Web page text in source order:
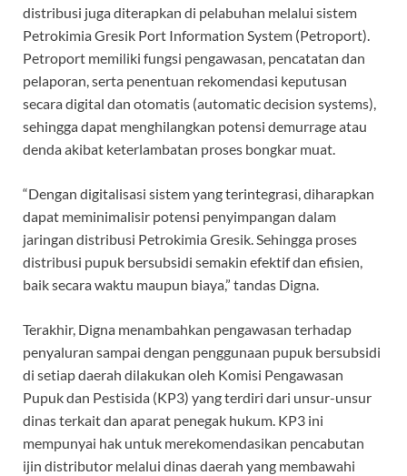
distribusi juga diterapkan di pelabuhan melalui sistem
Petrokimia Gresik Port Information System (Petroport).
Petroport memiliki fungsi pengawasan, pencatatan dan
pelaporan, serta penentuan rekomendasi keputusan
secara digital dan otomatis (automatic decision systems),
sehingga dapat menghilangkan potensi demurrage atau
denda akibat keterlambatan proses bongkar muat.
“Dengan digitalisasi sistem yang terintegrasi, diharapkan
dapat meminimalisir potensi penyimpangan dalam
jaringan distribusi Petrokimia Gresik. Sehingga proses
distribusi pupuk bersubsidi semakin efektif dan efisien,
baik secara waktu maupun biaya,” tandas Digna.
Terakhir, Digna menambahkan pengawasan terhadap
penyaluran sampai dengan penggunaan pupuk bersubsidi
di setiap daerah dilakukan oleh Komisi Pengawasan
Pupuk dan Pestisida (KP3) yang terdiri dari unsur-unsur
dinas terkait dan aparat penegak hukum. KP3 ini
mempunyai hak untuk merekomendasikan pencabutan
ijin distributor melalui dinas daerah yang membawahi